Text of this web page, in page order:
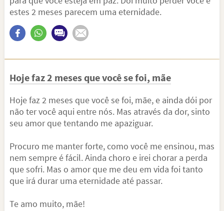
estes 2 meses parecem uma eternidade.
Hoje faz 2 meses que você se foi, mãe
Hoje faz 2 meses que você se foi, mãe, e ainda dói por
não ter você aqui entre nós. Mas através da dor, sinto
seu amor que tentando me apaziguar.
Procuro me manter forte, como você me ensinou, mas
nem sempre é fácil. Ainda choro e irei chorar a perda
que sofri. Mas o amor que me deu em vida foi tanto
que irá durar uma eternidade até passar.
Te amo muito, mãe!